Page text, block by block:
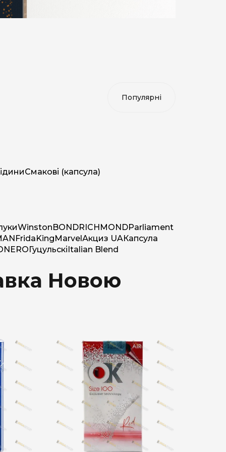
Смакові (капсула)
WinstonBONDRICHMONDParliament
FridaKingMarvelАкциз UAКапсула
NEROГуцульскіItalian Blend
Новою